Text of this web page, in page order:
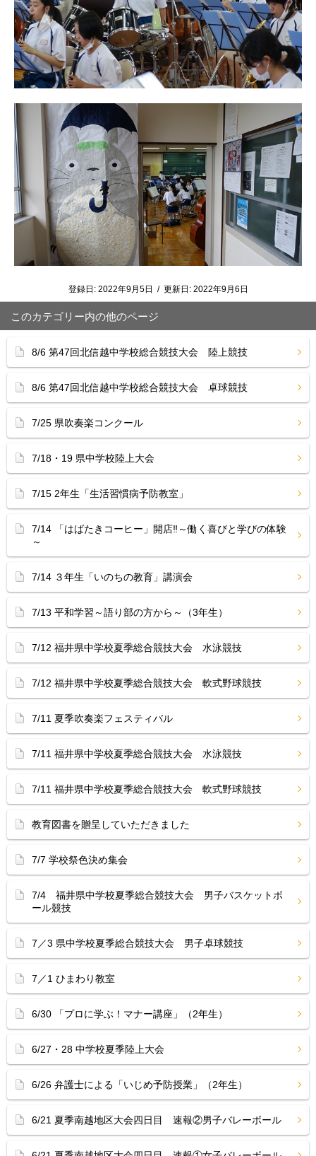
登録日: 2022年9月5日 / 更新日: 2022年9月6日
このカテゴリー内の他のページ
8/6 第47回北信越中学校総合競技大会 陸上競技
8/6 第47回北信越中学校総合競技大会 卓球競技
7/25 県吹奏楽コンクール
7/18・19 県中学校陸上大会
7/15 2年生「生活習慣病予防教室」
7/14 「はばたきコーヒー」開店‼︎～働く喜びと学びの体験
～
7/14 ３年生「いのちの教育」講演会
7/13 平和学習～語り部の方から～（3年生）
7/12 福井県中学校夏季総合競技大会 水泳競技
7/12 福井県中学校夏季総合競技大会 軟式野球競技
7/11 夏季吹奏楽フェスティバル
7/11 福井県中学校夏季総合競技大会 水泳競技
7/11 福井県中学校夏季総合競技大会 軟式野球競技
教育図書を贈呈していただきました
7/7 学校祭色決め集会
7/4 福井県中学校夏季総合競技大会 男子バスケットボ
ール競技
7／3 県中学校夏季総合競技大会 男子卓球競技
7／1 ひまわり教室
6/30 「プロに学ぶ！マナー講座」（2年生）
6/27・28 中学校夏季陸上大会
6/26 弁護士による「いじめ予防授業」（2年生）
6/21 夏季南越地区大会四日目 速報②男子バレーボール